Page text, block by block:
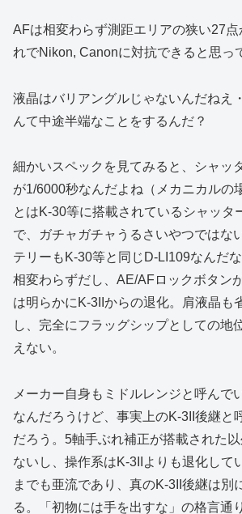
AFは相変わらず測距エリアの狭い27点
れでNikon, Canonに対抗できると思っ
液晶はバリアングルじゃないんだねえ
んて中途半端なことをするんだ？
細かいスペックを見てみると、シャッ
が1/6000秒なんだよね（メカニカルの
とはK-30等に搭載されているシャッタ
で、ガチャガチャうるさいやつでは
テリーもK-30等と同じD-LI109なんだ
相変わらずだし、AE/AFロックボタン
は明らかにK-3IIからの退化。肩液晶も
し、完全にフラッグシップとしての地
えない。
メーカー自身もミドルレンジと呼んで
なんだろうけど、事実上のK-3II後継と
だろう。5軸手ぶれ補正が搭載された
ないし、操作系はK-3IIよりも退化して
までも亜流であり、真のK-3II後継は別
る。「初物には手を出すな」の格言通